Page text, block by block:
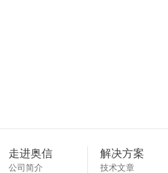
走进奥信
公司简介
解决方案
技术文章